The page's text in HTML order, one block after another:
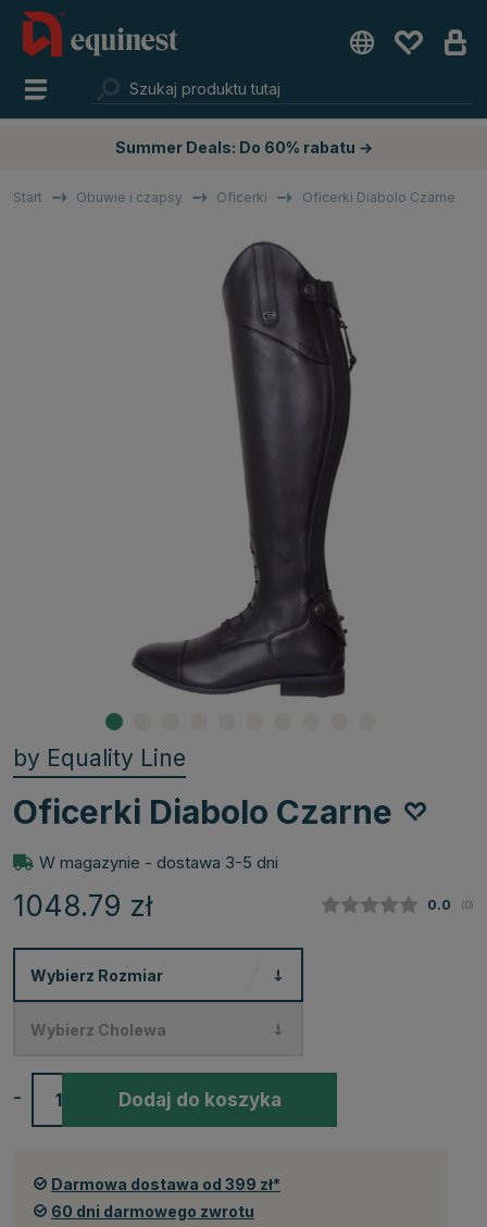
Summer Deals: Do 60% rabatu →
Start Obuwie i czapsy Oficerki Oficerki Diabolo Czarne
by Equality Line
Oficerki Diabolo Czarne
W magazynie - dostawa 3-5 dni
1048.79 zł Średnia
0.0 (0)
Wybierz Rozmiar
Wybierz Cholewa
- Dodaj do koszyka
Darmowa dostawa od 399 zł*
60 dni darmowego zwrotu